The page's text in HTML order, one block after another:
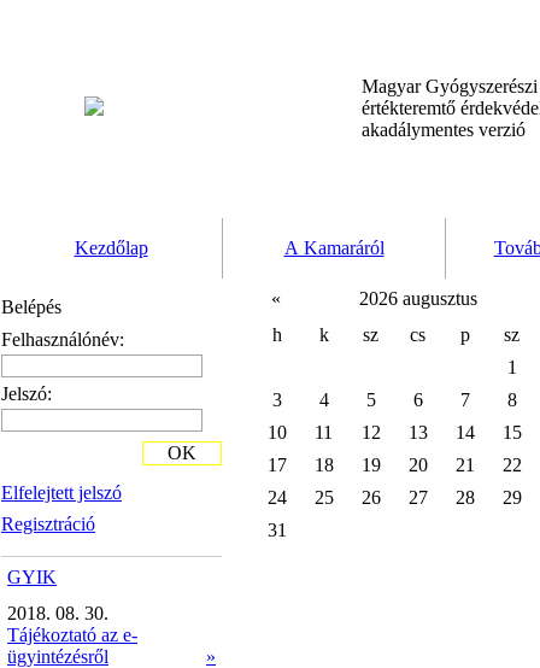
Magyar
értékteremtő
akadálymentes verzió
Kezdőlap A Kamaráról
Belépés
Felhasználónév:
Jelszó:
Elfelejtett jelszó
Regisztráció
OK
GYIK
2018. 08. 30.
Tájékoztató az e-
ügyintézésről
»
«
2026 augusztus
h
k sz cs p
sz
1
3
4 5 6 7
8
10
11 12 13 14
15
17
18 19 20 21
22
24
25 26 27 28
29
31